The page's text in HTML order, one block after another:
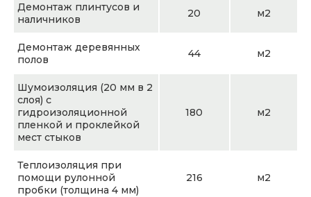
Демонтаж плинтусов и
наличников
20 м2
Демонтаж деревянных
полов
44 м2
Шумоизоляция (20 мм в 2
слоя) с
гидроизоляционной
пленкой и проклейкой
мест стыков
180 м2
Теплоизоляция при
помощи рулонной
пробки (толщина 4 мм)
216 м2